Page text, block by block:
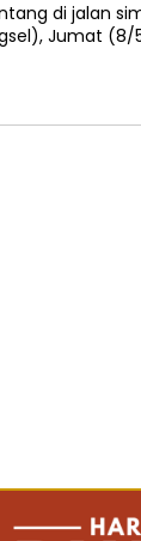
di jalan
Jumat